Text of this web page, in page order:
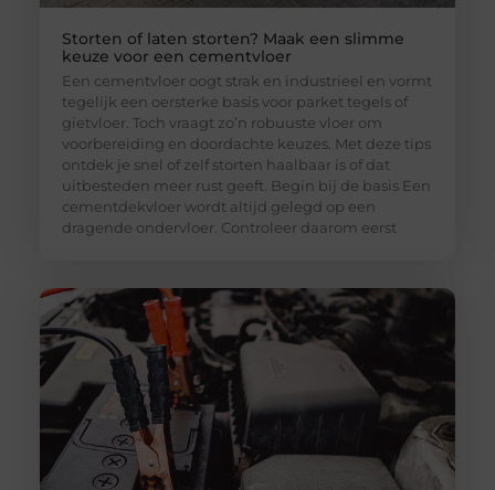
Storten of laten storten? Maak een slimme
keuze voor een cementvloer
Een cementvloer oogt strak en industrieel en vormt
tegelijk een oersterke basis voor parket tegels of
gietvloer. Toch vraagt zo’n robuuste vloer om
voorbereiding en doordachte keuzes. Met deze tips
ontdek je snel of zelf storten haalbaar is of dat
uitbesteden meer rust geeft. Begin bij de basis Een
cementdekvloer wordt altijd gelegd op een
dragende ondervloer. Controleer daarom eerst